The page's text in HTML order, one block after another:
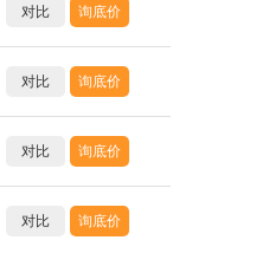
对比 询底价
对比 询底价
对比 询底价
对比 询底价